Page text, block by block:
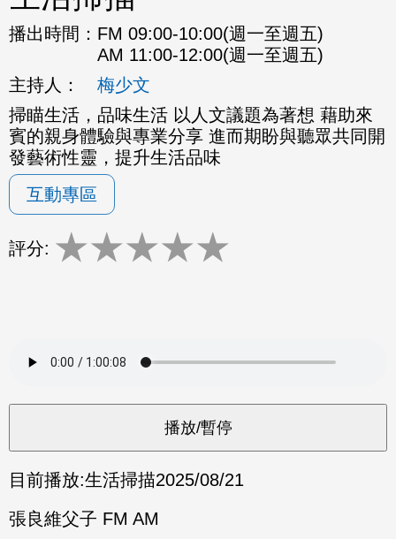
播出時間： FM 09:00-10:00(週一至週五)
AM 11:00-12:00(週一至週五)
主持人：
梅少文
掃瞄生活，品味生活 以人文議題為著想 藉助來
賓的親身體驗與專業分享 進而期盼與聽眾共同開
發藝術性靈，提升生活品味
互動專區
評分: ★★★★★
目前播放:生活掃描2025/08/21
張良維父子 FM AM